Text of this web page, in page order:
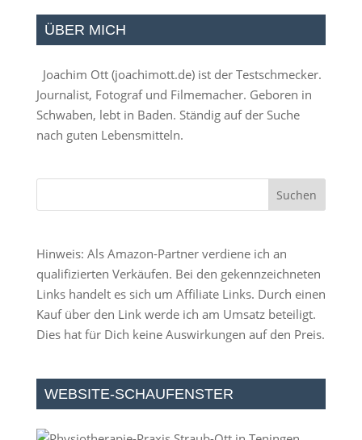
ÜBER MICH
Joachim Ott (joachimott.de) ist der Testschmecker.
Journalist, Fotograf und Filmemacher. Geboren in
Schwaben, lebt in Baden. Ständig auf der Suche
nach guten Lebensmitteln.
Hinweis: Als Amazon-Partner verdiene ich an
qualifizierten Verkäufen. Bei den gekennzeichneten
Links handelt es sich um Affiliate Links. Durch einen
Kauf über den Link werde ich am Umsatz beteiligt.
Dies hat für Dich keine Auswirkungen auf den Preis.
WEBSITE-SCHAUFENSTER